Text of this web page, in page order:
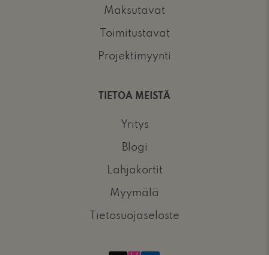
Maksutavat
Toimitustavat
Projektimyynti
TIETOA MEISTÄ
Yritys
Blogi
Lahjakortit
Myymälä
Tietosuojaseloste